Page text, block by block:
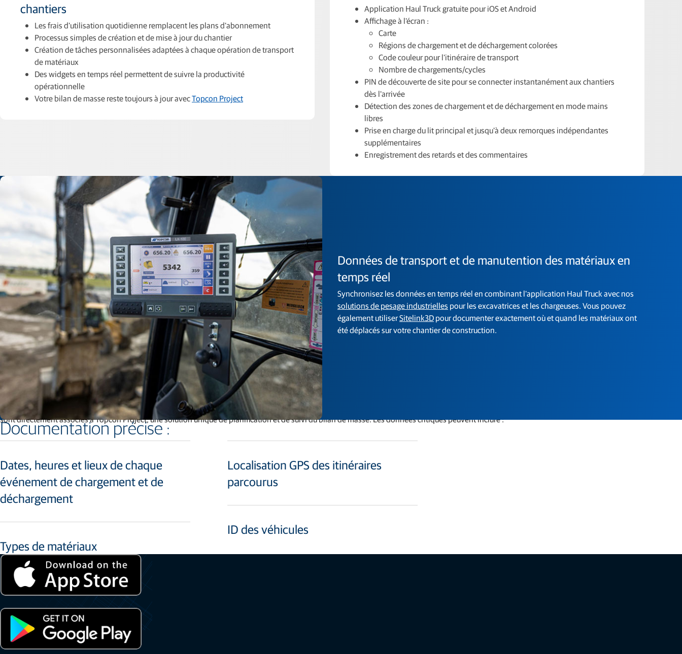
chantiers
Les frais d'utilisation quotidienne remplacent les plans d'abonnement
Processus simples de création et de mise à jour du chantier
Création de tâches personnalisées adaptées à chaque opération de transport
de matériaux
Des widgets en temps réel permettent de suivre la productivité
opérationnelle
Votre bilan de masse reste toujours à jour avecTopcon Project
Application Haul Truck gratuite pour iOS et Android
Affichage à l'écran :
Carte
Régions de chargement et de déchargement colorées
Code couleur pour l'itinéraire de transport
Nombre de chargements/cycles
PIN de découverte de site pour se connecter instantanément aux chantiers
dès l'arrivée
Détection des zones de chargement et de déchargement en mode mains
libres
Prise en charge du lit principal et jusqu'à deux remorques indépendantes
supplémentaires
Enregistrement des retards et des commentaires
Données de transport et de manutention des matériaux en
temps réel
Synchronisez les données en temps réel en combinant l'application Haul Truck avec nos
solutions de pesage industrielles pour les excavatrices et les chargeuses. Vous pouvez
également utiliserSitelink3Dpour documenter exactement où et quand les matériaux ont
été déplacés sur votre chantier de construction.
Documentation précise :
Les rapports de transport des matériaux disponibles sur le portail Web Sitelink3D peuvent être téléchargés vers un format Excel et importés dans d'autres plateformes logicielles. De plus, ils
sont directement associés à Topcon Project, une solution unique de planification et de suivi du bilan de masse. Les données critiques peuvent inclure :
Dates, heures et lieux de chaque
événement de chargement et de
déchargement
Types de matériaux
Localisation GPS des itinéraires
parcourus
ID des véhicules